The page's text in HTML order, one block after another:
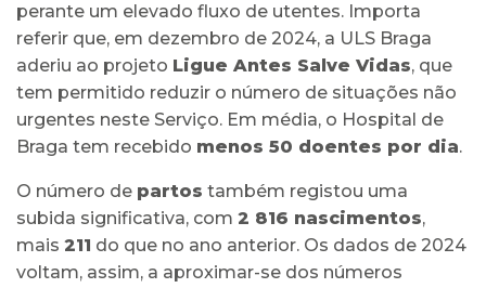
perante um elevado fluxo de utentes. Importa
referir que, em dezembro de 2024, a ULS Braga
aderiu ao projeto Ligue Antes Salve Vidas, que
tem permitido reduzir o número de situações não
urgentes neste Serviço. Em média, o Hospital de
Braga tem recebido menos 50 doentes por dia.
O número de partos também registou uma
subida significativa, com 2 816 nascimentos,
mais 211 do que no ano anterior. Os dados de 2024
voltam, assim, a aproximar-se dos números